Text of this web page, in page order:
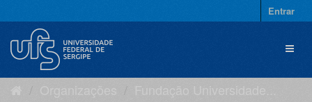
para
conteúdo
Entrar